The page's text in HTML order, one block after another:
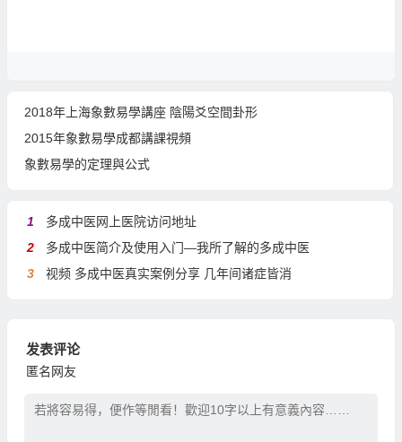
2018年上海象數易學講座 陰陽爻空間卦形
2015年象數易學成都講課視頻
象數易學的定理與公式
1
多成中医网上医院访问地址
2
多成中医简介及使用入门—我所了解的多成中医
3
视频 多成中医真实案例分享 几年间诸症皆消
发表评论
匿名网友